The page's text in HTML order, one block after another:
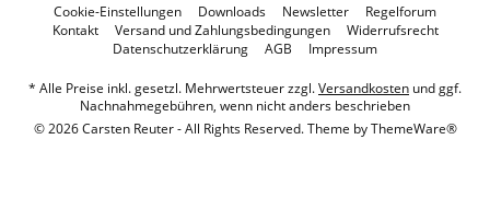
Cookie-Einstellungen Downloads Newsletter
Regelforum
Kontakt
Versand und Zahlungsbedingungen
Widerrufsrecht
Datenschutzerklärung
AGB Impressum
* Alle Preise inkl. gesetzl. Mehrwertsteuer zzgl.Versandkosten und ggf.
Nachnahmegebühren, wenn nicht anders beschrieben
© 2026 Carsten Reuter - All Rights Reserved. Theme byThemeWare®